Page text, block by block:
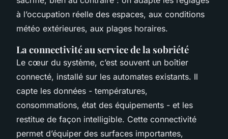
à l’occupation réelle des espaces, aux conditions
météo extérieures, aux plages horaires.
La connectivité au service de la sobriété
Le cœur du système, c’est souvent un boîtier
connecté, installé sur les automates existants. Il
capte les données - températures,
consommations, état des équipements - et les
restitue de façon intelligible. Cette connectivité
permet d’équiper des surfaces importantes,